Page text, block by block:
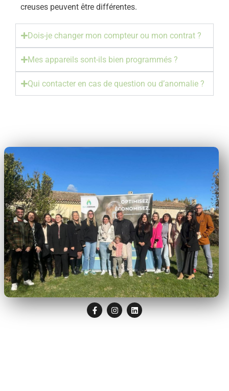
creuses peuvent être différentes.
Dois-je changer mon compteur ou mon contrat ?
Mes appareils sont-ils bien programmés ?
Qui contacter en cas de question ou d’anomalie ?